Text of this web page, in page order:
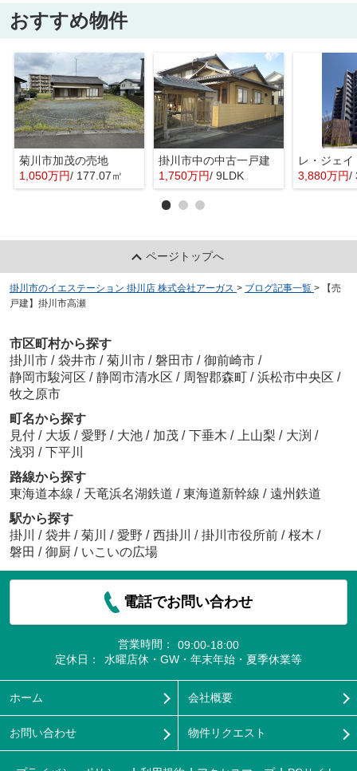
おすすめ物件
菊川市加茂の売地
1,050万円/ 177.07㎡
掛川市中の中古一戸建
1,750万円/ 9LDK
レ・ジェ
3,880万円/
ページトップへ
掛川市のイエステーション 掛川店 株式会社アーガス > ブログ記事一覧 >
【売
戸建】掛川市高瀬
市区町村から探す
掛川市 / 袋井市 / 菊川市 / 磐田市 / 御前崎市 /
静岡市駿河区 / 静岡市清水区 / 周智郡森町 / 浜松市中央区 /
牧之原市
町名から探す
見付 / 大坂 / 愛野 / 大池 / 加茂 / 下垂木 / 上山梨 / 大渕 /
浅羽 / 下平川
路線から探す
東海道本線 / 天竜浜名湖鉄道 / 東海道新幹線 / 遠州鉄道
駅から探す
掛川 / 袋井 / 菊川 / 愛野 / 西掛川 / 掛川市役所前 / 桜木 /
磐田 / 御厨 / いこいの広場
電話でお問い合わせ
営業時間：
09:00-18:00
定休日：
水曜店休・GW・年末年始・夏季休業等
ホーム 会社概要
お問い合わせ 物件リクエスト